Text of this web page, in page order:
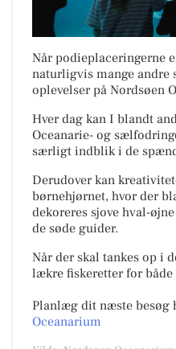
Når podieplaceringerne
naturligvis mange andre
oplevelser på Nordsøen
Hver dag kan I blandt
Oceanarie- og
særligt indblik i de
Derudover kan
børnehjørnet, hvor der
dekoreres sjove hval-
de søde guider.
Når der skal tankes op i
lækre fiskeretter for både
Planlæg dit næste besøg
Oceanarium